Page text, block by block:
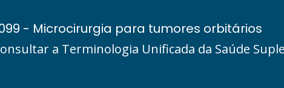
- Microcirurgia para tumores orbitários
a Terminologia Unificada da Saúde